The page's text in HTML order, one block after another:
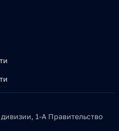
1-А Правительство